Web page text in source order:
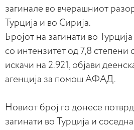
загинале во вчерашниот
Турција и во Сирија.
Бројот на загинати во
со интензитет од 7,8 степени
искачи на 2.921, објави
агенција за помош АФАД.
Новиот број го донесе
загинати во Турција и